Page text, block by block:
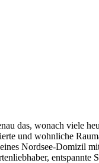
das, wonach viele
und wohnliche
Nordsee-Domizil